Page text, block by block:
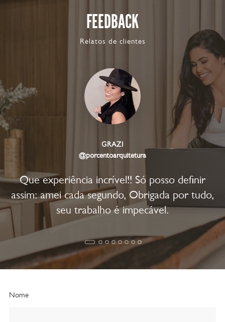
FEEDBACK
Relatos de clientes
GRAZI
@porcentoarquitetura
Que experiência incrível!! Só posso definir
assim: amei cada segundo, Obrigada por tudo,
seu trabalho é impecável.
Nome